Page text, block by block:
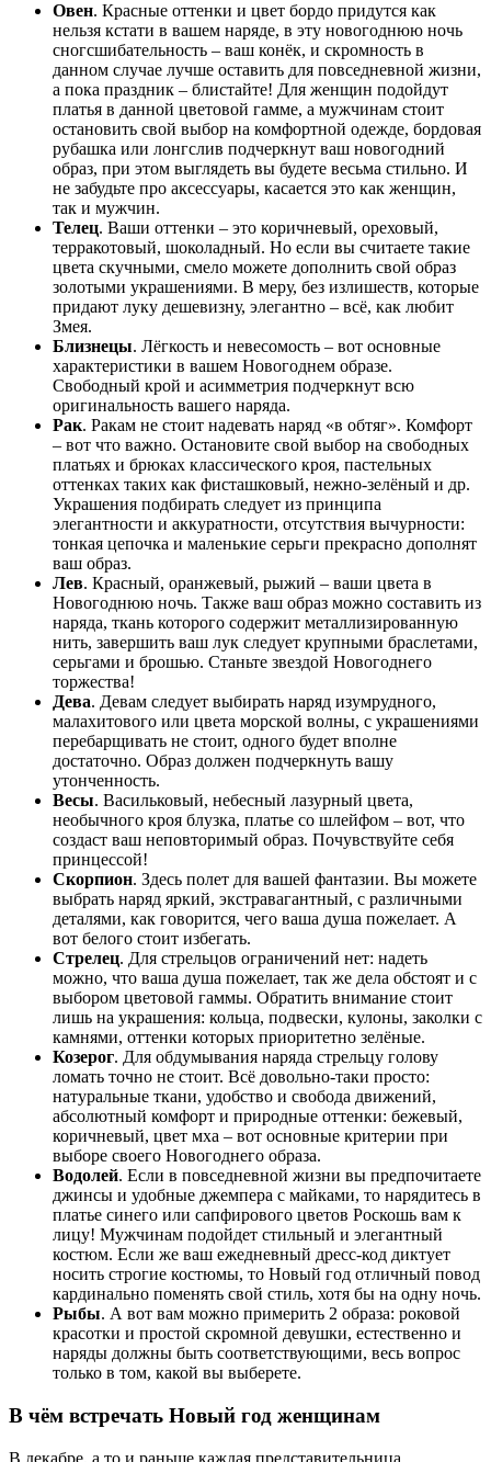
Овен. Красные оттенки и цвет бордо придутся как
нельзя кстати в вашем наряде, в эту новогоднюю ночь
сногсшибательность – ваш конёк, и скромность в
данном случае лучше оставить для повседневной жизни,
а пока праздник – блистайте! Для женщин подойдут
платья в данной цветовой гамме, а мужчинам стоит
остановить свой выбор на комфортной одежде, бордовая
рубашка или лонгслив подчеркнут ваш новогодний
образ, при этом выглядеть вы будете весьма стильно. И
не забудьте про аксессуары, касается это как женщин,
так и мужчин.
Телец. Ваши оттенки – это коричневый, ореховый,
терракотовый, шоколадный. Но если вы считаете такие
цвета скучными, смело можете дополнить свой образ
золотыми украшениями. В меру, без излишеств, которые
придают луку дешевизну, элегантно – всё, как любит
Змея.
Близнецы. Лёгкость и невесомость – вот основные
характеристики в вашем Новогоднем образе.
Свободный крой и асимметрия подчеркнут всю
оригинальность вашего наряда.
Рак. Ракам не стоит надевать наряд «в обтяг». Комфорт
– вот что важно. Остановите свой выбор на свободных
платьях и брюках классического кроя, пастельных
оттенках таких как фисташковый, нежно-зелёный и др.
Украшения подбирать следует из принципа
элегантности и аккуратности, отсутствия вычурности:
тонкая цепочка и маленькие серьги прекрасно дополнят
ваш образ.
Лев. Красный, оранжевый, рыжий – ваши цвета в
Новогоднюю ночь. Также ваш образ можно составить из
наряда, ткань которого содержит металлизированную
нить, завершить ваш лук следует крупными браслетами,
серьгами и брошью. Станьте звездой Новогоднего
торжества!
Дева. Девам следует выбирать наряд изумрудного,
малахитового или цвета морской волны, с украшениями
перебарщивать не стоит, одного будет вполне
достаточно. Образ должен подчеркнуть вашу
утонченность.
Весы. Васильковый, небесный лазурный цвета,
необычного кроя блузка, платье со шлейфом – вот, что
создаст ваш неповторимый образ. Почувствуйте себя
принцессой!
Скорпион. Здесь полет для вашей фантазии. Вы можете
выбрать наряд яркий, экстравагантный, с различными
деталями, как говорится, чего ваша душа пожелает. А
вот белого стоит избегать.
Стрелец. Для стрельцов ограничений нет: надеть
можно, что ваша душа пожелает, так же дела обстоят и с
выбором цветовой гаммы. Обратить внимание стоит
лишь на украшения: кольца, подвески, кулоны, заколки с
камнями, оттенки которых приоритетно зелёные.
Козерог. Для обдумывания наряда стрельцу голову
ломать точно не стоит. Всё довольно-таки просто:
натуральные ткани, удобство и свобода движений,
абсолютный комфорт и природные оттенки: бежевый,
коричневый, цвет мха – вот основные критерии при
выборе своего Новогоднего образа.
Водолей. Если в повседневной жизни вы предпочитаете
джинсы и удобные джемпера с майками, то нарядитесь в
платье синего или сапфирового цветов Роскошь вам к
лицу! Мужчинам подойдет стильный и элегантный
костюм. Если же ваш ежедневный дресс-код диктует
носить строгие костюмы, то Новый год отличный повод
кардинально поменять свой стиль, хотя бы на одну ночь.
Рыбы. А вот вам можно примерить 2 образа: роковой
красотки и простой скромной девушки, естественно и
наряды должны быть соответствующими, весь вопрос
только в том, какой вы выберете.
В чём встречать Новый год женщинам
В декабре, а то и раньше каждая представительница